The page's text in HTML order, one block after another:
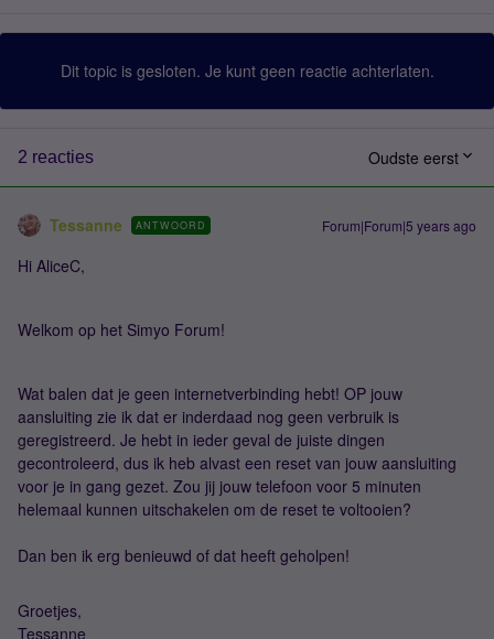
Dit topic is gesloten. Je kunt geen reactie achterlaten.
2 reacties Oudste eerst
Tessanne ANTWOORD Forum|Forum|5 years ago
Hi AliceC,
Welkom op het Simyo Forum!
Wat balen dat je geen internetverbinding hebt! OP jouw
aansluiting zie ik dat er inderdaad nog geen verbruik is
geregistreerd. Je hebt in ieder geval de juiste dingen
gecontroleerd, dus ik heb alvast een reset van jouw aansluiting
voor je in gang gezet. Zou jij jouw telefoon voor 5 minuten
helemaal kunnen uitschakelen om de reset te voltooien?
Dan ben ik erg benieuwd of dat heeft geholpen!
Groetjes,
Tessanne